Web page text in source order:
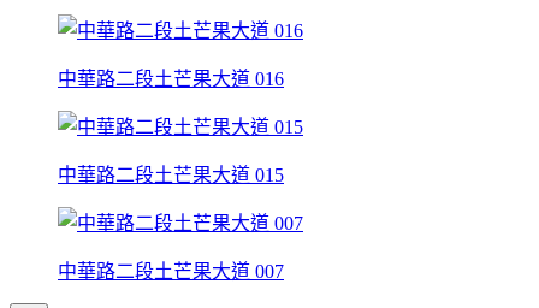
中華路二段土芒果大道 016
中華路二段土芒果大道 015
中華路二段土芒果大道 007